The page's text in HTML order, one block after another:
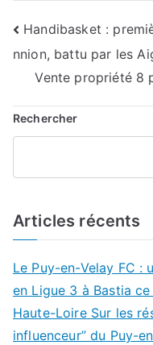
Navigation
de
l’article
Handibasket :
nnion, battu par les
Vente propriété 8
Rechercher
Articles récents
Le Puy-en-Velay FC :
en Ligue 3 à Bastia
Haute-Loire Sur les
influenceur” du Puy-